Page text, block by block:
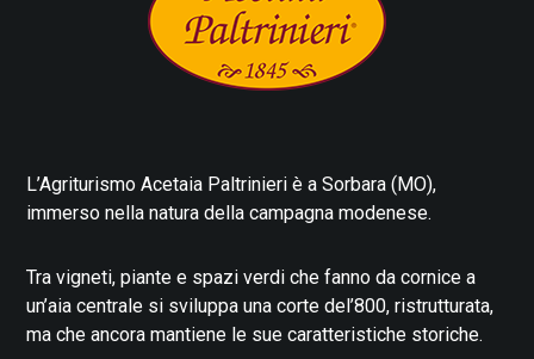
L’Agriturismo Acetaia Paltrinieri è a Sorbara (MO),
immerso nella natura della campagna modenese.
Tra vigneti, piante e spazi verdi che fanno da cornice a
un’aia centrale si sviluppa una corte del’800, ristrutturata,
ma che ancora mantiene le sue caratteristiche storiche.